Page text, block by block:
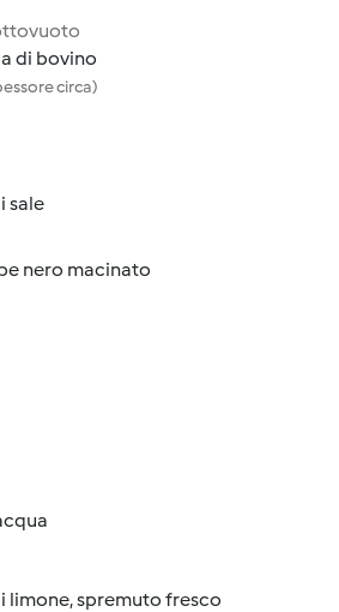
di bovino
circa)
sale
nero macinato
limone, spremuto fresco